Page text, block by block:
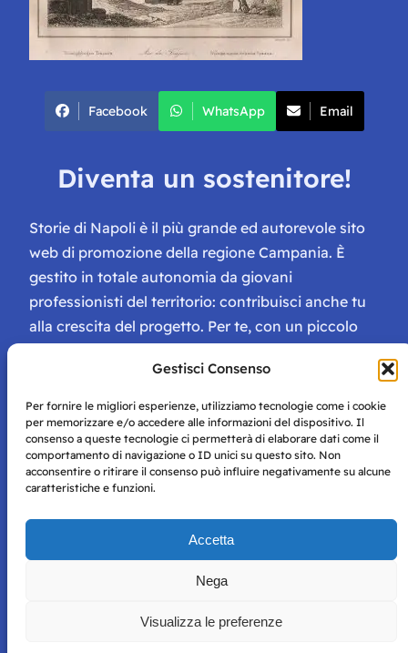
Gestisci Consenso
Per fornire le migliori esperienze, utilizziamo tecnologie come i cookie
per memorizzare e/o accedere alle informazioni del dispositivo. Il
consenso a queste tecnologie ci permetterà di elaborare dati come il
comportamento di navigazione o ID unici su questo sito. Non
acconsentire o ritirare il consenso può influire negativamente su alcune
caratteristiche e funzioni.
Accetta
Nega
Visualizza le preferenze
Facebook WhatsApp Email
Diventa un sostenitore!
Storie di Napoli è il più grande ed autorevole sito
web di promozione della regione Campania. È
gestito in totale autonomia da giovani
professionisti del territorio: contribuisci anche tu
alla crescita del progetto. Per te, con un piccolo
tessera di Storie Campane, libri e magazine gratis
e inviti ad eventi esclusivi!
Storie di Napoli è una testata registrata presso il tribunale di
per mero scopo didattico e informativo.
perseguito secondo i termini di legge. Si nega l’utilizzo delle